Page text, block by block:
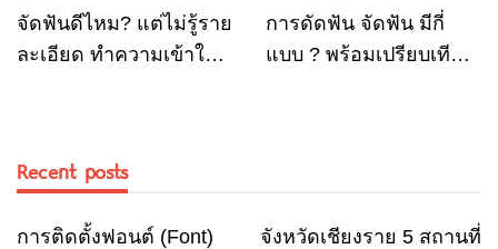
จัดฟันดีไหม? แต่ไม่รู้ราย
ละเอียด ทำความเข้าใจ
การดัดฟัน จัดฟัน มีกี่
แบบ ? พร้อมเปรียบเทียบ
Recent posts
Computer
การติดตั้งฟอนต์ (Font)
Travel
จังหวัดเชียงราย 5 สถานที่